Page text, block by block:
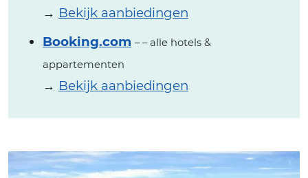
→ Bekijk aanbiedingen
Booking.com – – alle hotels &
appartementen
→ Bekijk aanbiedingen